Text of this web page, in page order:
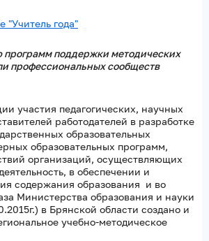
"Учитель года"
поддержки методических
профессиональных сообществ
участия педагогических, научных
работодателей в разработке
образовательных
образовательных программ,
организаций, осуществляющих
в обеспечении и
содержания образования и во
Министерства образования и науки
в Брянской области создано и
учебно-методическое